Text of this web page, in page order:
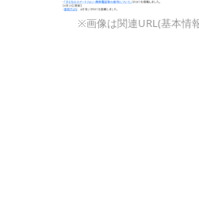
※画像は関連URL(基本情